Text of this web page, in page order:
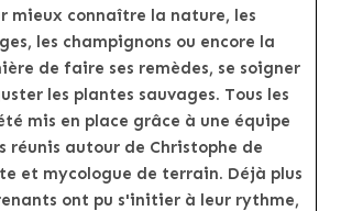
mieux connaître la nature, les
les champignons ou encore la
de faire ses remèdes, se soigner
les plantes sauvages. Tous les
mis en place grâce à une équipe
réunis autour de Christophe de
et mycologue de terrain. Déjà plus
ont pu s'initier à leur rythme,